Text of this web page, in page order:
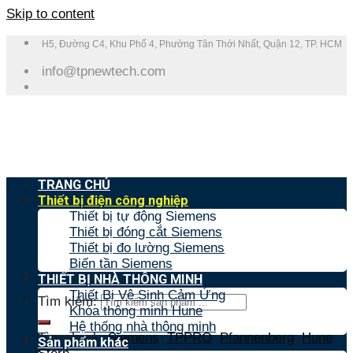
Skip to content
H5, Đường C4, Khu Phố 4, Phường Tân Thới Nhất, Quận 12, TP. HCM
info@tpnewtech.com
Tìm kiếm:
Tìm nhanh:Siemens,TPPRO,Pfannenberg,Hune,
TRANG CHỦ
Thiết bị điện công nghiệp
Thiết bị tự động Siemens
Thiết bị đóng cắt Siemens
Thiết bị đo lường Siemens
Biến tần Siemens
THIẾT BỊ NHÀ THÔNG MINH
Thiết Bị Vệ Sinh Cảm Ứng
Khóa thông minh Hune
Hệ thống nhà thông minh
Sản phẩm khác